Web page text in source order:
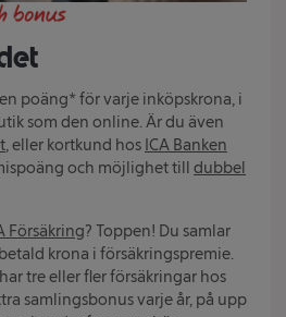
poäng* för varje inköpskrona, i
som den online. Är du även
, eller kortkund hos ICA Banken
och möjlighet till dubbel
Försäkring? Toppen! Du samlar
krona i försäkringspremie.
tre eller fler försäkringar hos
samlingsbonus varje år, på upp